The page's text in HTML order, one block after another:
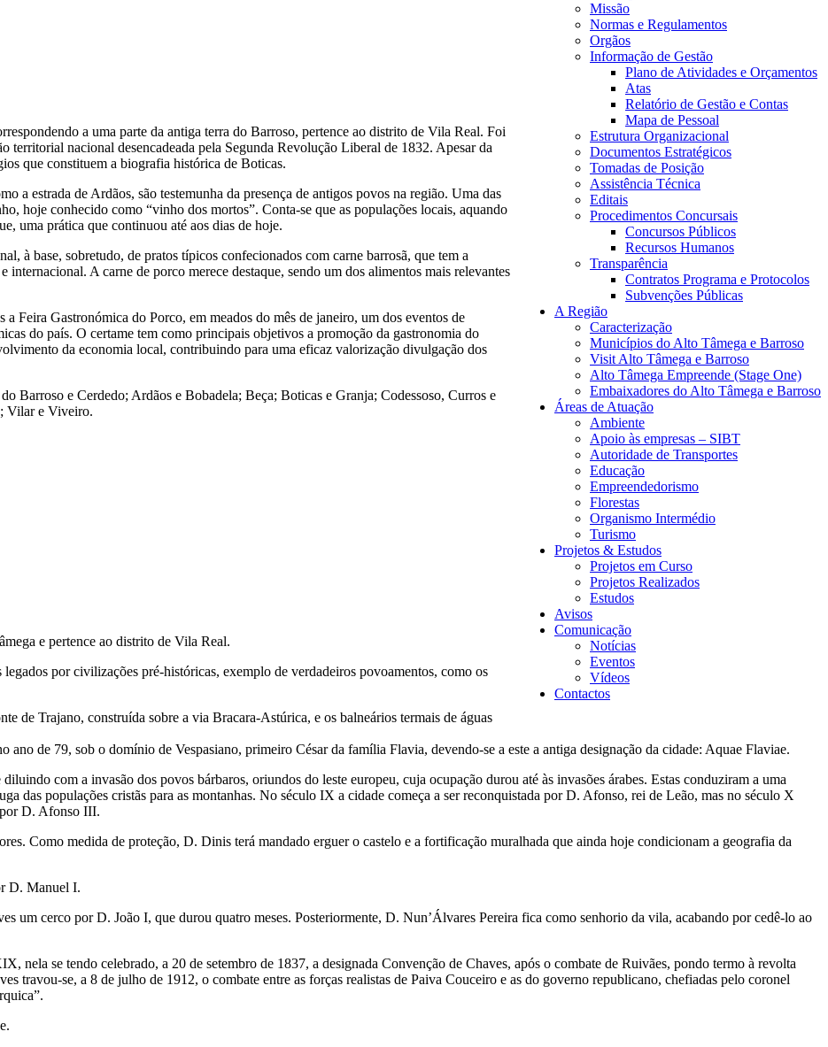
Missão
Normas e Regulamentos
Orgãos
Informação de Gestão
Plano de Atividades e Orçamentos
Atas
Relatório de Gestão e Contas
Mapa de Pessoal
Estrutura Organizacional
Documentos Estratégicos
Tomadas de Posição
Assistência Técnica
Editais
Procedimentos Concursais
Concursos Públicos
Recursos Humanos
Transparência
Contratos Programa e Protocolos
Subvenções Públicas
A Região
Caracterização
Municípios do Alto Tâmega e Barroso
Visit Alto Tâmega e Barroso
Alto Tâmega Empreende (Stage One)
Embaixadores do Alto Tâmega e Barroso
Áreas de Atuação
Ambiente
Apoio às empresas – SIBT
Autoridade de Transportes
Educação
Empreendedorismo
Florestas
Organismo Intermédio
Turismo
Projetos & Estudos
Projetos em Curso
Projetos Realizados
Estudos
Avisos
Comunicação
Notícias
Eventos
Vídeos
Contactos
a uma parte da antiga terra do Barroso, pertence ao distrito de Vila Real. Foi
nacional desencadeada pela Segunda Revolução Liberal de 1832. Apesar da
que constituem a biografia histórica de Boticas.
a estrada de Ardãos, são testemunha da presença de antigos povos na região. Uma das
hoje conhecido como “vinho dos mortos”. Conta-se que as populações locais, aquando
uma prática que continuou até aos dias de hoje.
à base, sobretudo, de pratos típicos confecionados com carne barrosã, que tem a
A carne de porco merece destaque, sendo um dos alimentos mais relevantes
Feira Gastronómica do Porco, em meados do mês de janeiro, um dos eventos de
do país. O certame tem como principais objetivos a promoção da gastronomia do
da economia local, contribuindo para uma eficaz valorização divulgação dos
Barroso e Cerdedo; Ardãos e Bobadela; Beça; Boticas e Granja; Codessoso, Curros e
Vilar e Viveiro.
e pertence ao distrito de Vila Real.
por civilizações pré-históricas, exemplo de verdadeiros povoamentos, como os
de Trajano, construída sobre a via Bracara-Astúrica, e os balneários termais de águas
de 79, sob o domínio de Vespasiano, primeiro César da família Flavia, devendo-se a este a antiga designação da cidade: Aquae Flaviae.
com a invasão dos povos bárbaros, oriundos do leste europeu, cuja ocupação durou até às invasões árabes. Estas conduziram a uma
das populações cristãs para as montanhas. No século IX a cidade começa a ser reconquistada por D. Afonso, rei de Leão, mas no século X
por D. Afonso III.
Como medida de proteção, D. Dinis terá mandado erguer o castelo e a fortificação muralhada que ainda hoje condicionam a geografia da
D. Manuel I.
um cerco por D. João I, que durou quatro meses. Posteriormente, D. Nun’Álvares Pereira fica como senhorio da vila, acabando por cedê-lo ao
nela se tendo celebrado, a 20 de setembro de 1837, a designada Convenção de Chaves, após o combate de Ruivães, pondo termo à revolta
travou-se, a 8 de julho de 1912, o combate entre as forças realistas de Paiva Couceiro e as do governo republicano, chefiadas pelo coronel